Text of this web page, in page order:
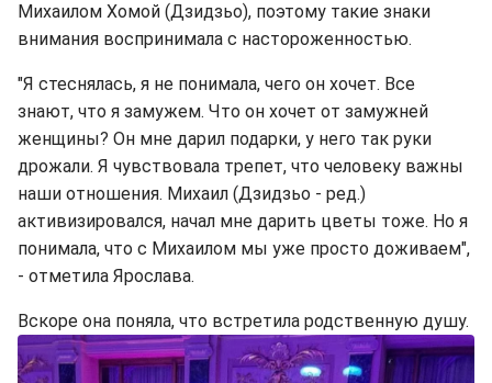
Михаилом Хомой (Дзидзьо), поэтому такие знаки
внимания воспринимала с настороженностью.
"Я стеснялась, я не понимала, чего он хочет. Все
знают, что я замужем. Что он хочет от замужней
женщины? Он мне дарил подарки, у него так руки
дрожали. Я чувствовала трепет, что человеку важны
наши отношения. Михаил (Дзидзьо - ред.)
активизировался, начал мне дарить цветы тоже. Но я
понимала, что с Михаилом мы уже просто доживаем",
- отметила Ярослава.
Вскоре она поняла, что встретила родственную душу.